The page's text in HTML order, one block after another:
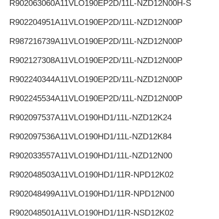
R902063060A11VLO190EP2D/11L-NZD12N00H-S
R902204951A11VLO190EP2D/11L-NZD12N00P
R987216739A11VLO190EP2D/11L-NZD12N00P
R902127308A11VLO190EP2D/11L-NZD12N00P
R902240344A11VLO190EP2D/11L-NZD12N00P
R902245534A11VLO190EP2D/11L-NZD12N00P
R902097537A11VLO190HD1/11L-NZD12K24
R902097536A11VLO190HD1/11L-NZD12K84
R902033557A11VLO190HD1/11L-NZD12N00
R902048503A11VLO190HD1/11R-NPD12K02
R902048499A11VLO190HD1/11R-NPD12N00
R902048501A11VLO190HD1/11R-NSD12K02